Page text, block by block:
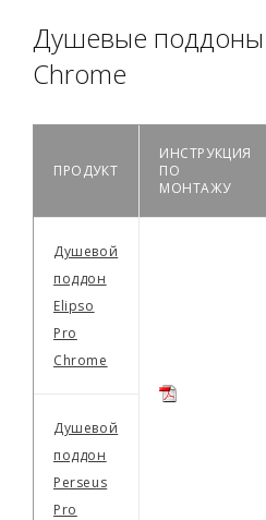
Душевые поддоны
Chrome
ПРОДУКТ
ИНСТРУКЦИЯ
ПО
МОНТАЖУ
Душевой
поддон
Elipso
Pro
Chrome
Душевой
поддон
Perseus
Pro